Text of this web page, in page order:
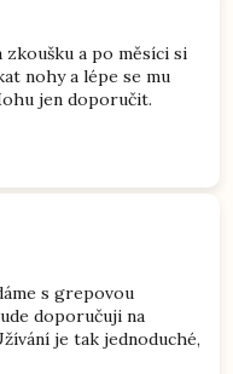
a po měsíci si
nohy a lépe se mu
jen doporučit.
s grepovou
doporučuji na
je tak jednoduché,